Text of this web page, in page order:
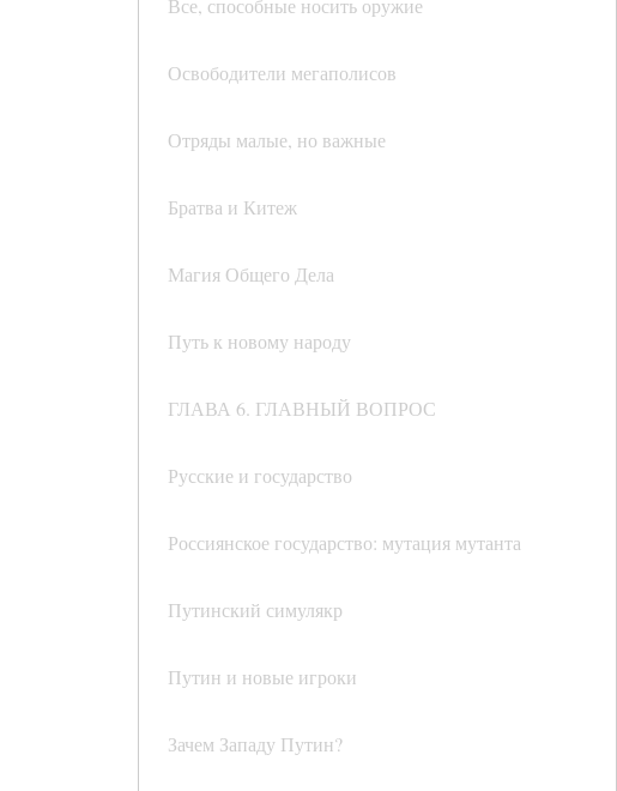
Все, способные носить оружие
Освободители мегаполисов
Отряды малые, но важные
Братва и Китеж
Магия Общего Дела
Путь к новому народу
ГЛАВА 6. ГЛАВНЫЙ ВОПРОС
Русские и государство
Россиянское государство: мутация мутанта
Путинский симулякр
Путин и новые игроки
Зачем Западу Путин?